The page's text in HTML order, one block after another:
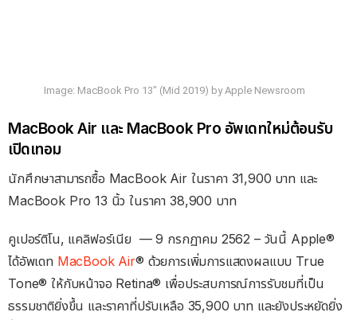
Image: MacBook Pro 13″ (Mid 2019) by Apple Newsroom
MacBook Air และ MacBook Pro อัพเดทใหม่ต้อนรับ
เปิดเทอม
นักศึกษาสามารถซื้อ MacBook Air ในราคา 31,900 บาท และ
MacBook Pro 13 นิ้ว ในราคา 38,900 บาท
คูเปอร์ติโน, แคลิฟอร์เนีย — 9 กรกฏาคม 2562 – วันนี้ Apple®
ได้อัพเดท MacBook Air® ด้วยการเพิ่มการแสดงผลแบบ True
Tone® ให้กับหน้าจอ Retina® เพื่อประสบการณ์การรับชมที่เป็น
ธรรมชาติยิ่งขึ้น และราคาที่ปรับเหลือ 35,900 บาท และยังประหยัดยิ่ง